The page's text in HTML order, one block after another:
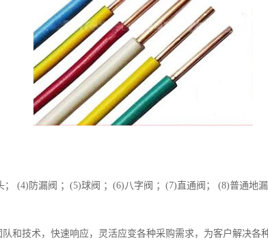
(4)防漏阀 ；(5)球阀 ；(6)八字阀 ；(7)直通阀； (8)普通地
和技术，快速响应，灵活应变各种采购需求，为客户解决各